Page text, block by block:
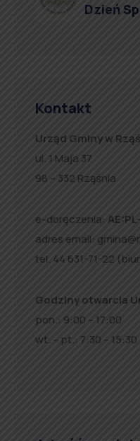
Dzień
Kontakt
Urząd Gminy w
ul. 1 Maja 37
98 – 332 Rząśnia
e-doręczenia:
adres email:
tel. 44 631-71-22
Godziny otwarcia
pon.: 9:00 – 17:00
wt. – pt.: 7:30 – 15:30